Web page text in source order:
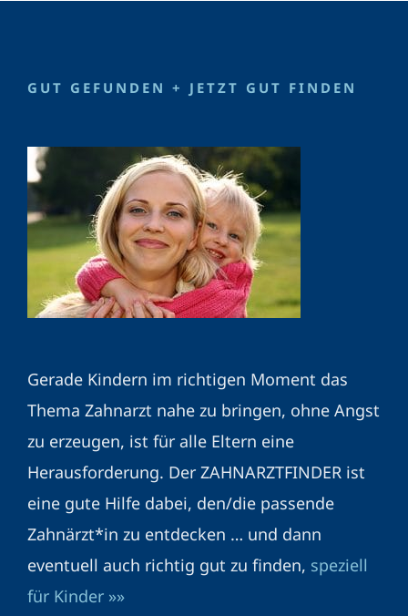
GUT GEFUNDEN + JETZT GUT FINDEN
Gerade Kindern im richtigen Moment das
Thema Zahnarzt nahe zu bringen, ohne Angst
zu erzeugen, ist für alle Eltern eine
Herausforderung. Der ZAHNARZTFINDER ist
eine gute Hilfe dabei, den/die passende
Zahnärzt*in zu entdecken … und dann
eventuell auch richtig gut zu finden, speziell
für Kinder »»